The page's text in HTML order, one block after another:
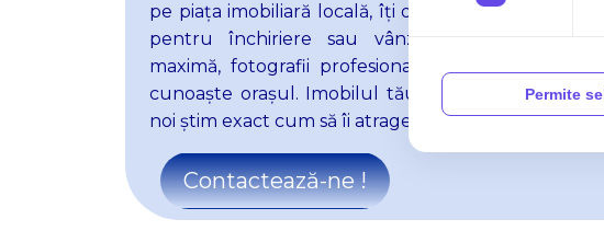
pe piața imobiliară locală, îți oferim servicii
pentru închiriere sau vânzare. Beneficiezi de
maximă, fotografii profesionale și o echipă
cunoaște orașul. Imobilul tău merită cei mai buni
noi știm exact cum să îi atragem.
Contactează-ne !
Permite